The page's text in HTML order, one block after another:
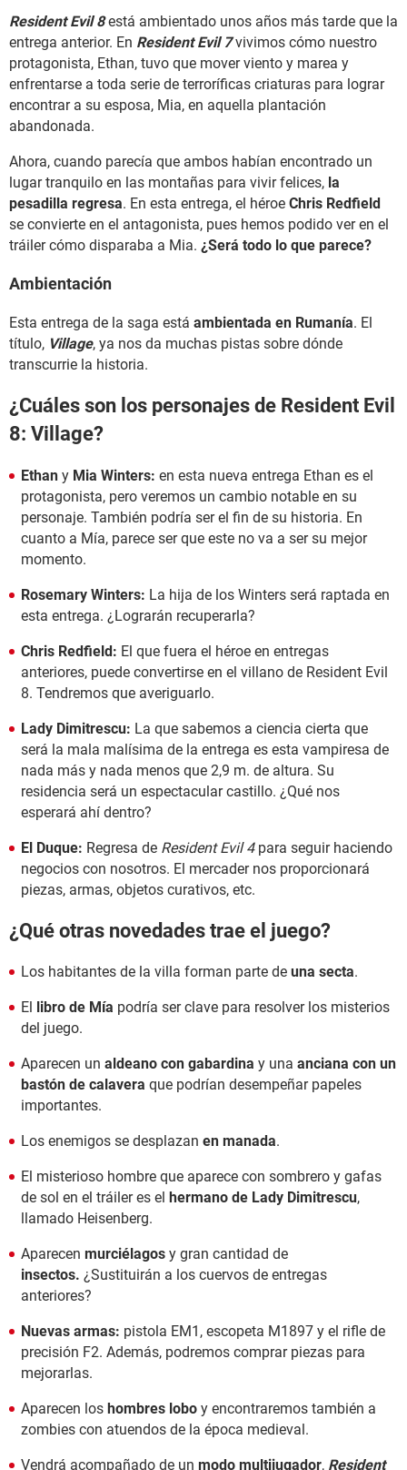
Resident Evil 8está ambientado unos años más tarde que la
entrega anterior. En Resident Evil 7vivimos cómo nuestro
protagonista, Ethan, tuvo que mover viento y marea y
enfrentarse a toda serie de terroríficas criaturas para lograr
encontrar a su esposa, Mia, en aquella plantación
abandonada.
Ahora, cuando parecía que ambos habían encontrado un
lugar tranquilo en las montañas para vivir felices, la
pesadilla regresa. En esta entrega, el héroe Chris Redfield
se convierte en el antagonista, pues hemos podido ver en el
tráiler cómo disparaba a Mia. ¿Será todo lo que parece?
Ambientación
Esta entrega de la saga está ambientada en Rumanía. El
título, Village, ya nos da muchas pistas sobre dónde
transcurrie la historia.
¿Cuáles son los personajes de Resident Evil
8: Village?
Ethan y Mia Winters: en esta nueva entrega Ethan es el
protagonista, pero veremos un cambio notable en su
personaje. También podría ser el fin de su historia. En
cuanto a Mía, parece ser que este no va a ser su mejor
momento.
Rosemary Winters: La hija de los Winters será raptada en
esta entrega. ¿Lograrán recuperarla?
Chris Redfield: El que fuera el héroe en entregas
anteriores, puede convertirse en el villano de Resident Evil
8. Tendremos que averiguarlo.
Lady Dimitrescu: La que sabemos a ciencia cierta que
será la mala malísima de la entrega es esta vampiresa de
nada más y nada menos que 2,9 m. de altura. Su
residencia será un espectacular castillo. ¿Qué nos
esperará ahí dentro?
El Duque: Regresa de Resident Evil 4para seguir haciendo
negocios con nosotros. El mercader nos proporcionará
piezas, armas, objetos curativos, etc.
¿Qué otras novedades trae el juego?
Los habitantes de la villa forman parte de una secta.
El libro de Mía podría ser clave para resolver los misterios
del juego.
Aparecen un aldeano con gabardina y una anciana con un
bastón de calavera que podrían desempeñar papeles
importantes.
Los enemigos se desplazan en manada.
El misterioso hombre que aparece con sombrero y gafas
de sol en el tráiler es el hermano de Lady Dimitrescu,
llamado Heisenberg.
Aparecen murciélagos y gran cantidad de
insectos. ¿Sustituirán a los cuervos de entregas
anteriores?
Nuevas armas: pistola EM1, escopeta M1897 y el rifle de
precisión F2. Además, podremos comprar piezas para
mejorarlas.
Aparecen los hombres lobo y encontraremos también a
zombies con atuendos de la época medieval.
Vendrá acompañado de un modo multijugador, Resident